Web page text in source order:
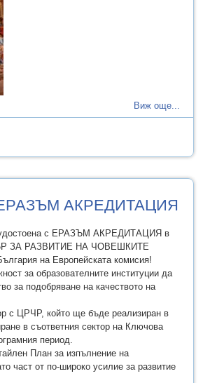
Виж още...
ЕРАЗЪМ АКРЕДИТАЦИЯ
удостоена с ЕРАЗЪМ АКРЕДИТАЦИЯ в
ЗА РАЗВИТИЕ НА ЧОВЕШКИТЕ
на Европейската комисия!
за образователните институции да
за подобряване на качеството на
с ЦРЧР, който ще бъде реализиран в
в съответния сектор на Ключова
период.
План за изпълнение на
част от по-широко усилие за развитие